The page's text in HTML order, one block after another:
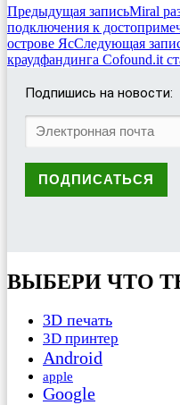
Предыдущая записьMiral
подключения к
острове ЯсСледующая
краудфандинга Cofound.it
Подпишись на новости:
ВЫБЕРИ ЧТО
3D печать
3D принтер
Android
apple
Google